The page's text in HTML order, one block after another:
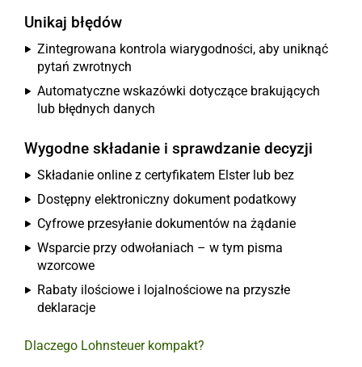
Unikaj błędów
Zintegrowana kontrola wiarygodności, aby uniknąć
pytań zwrotnych
Automatyczne wskazówki dotyczące brakujących
lub błędnych danych
Wygodne składanie i sprawdzanie decyzji
Składanie online z certyfikatem Elster lub bez
Dostępny elektroniczny dokument podatkowy
Cyfrowe przesyłanie dokumentów na żądanie
Wsparcie przy odwołaniach – w tym pisma
wzorcowe
Rabaty ilościowe i lojalnościowe na przyszłe
deklaracje
Dlaczego Lohnsteuer kompakt?